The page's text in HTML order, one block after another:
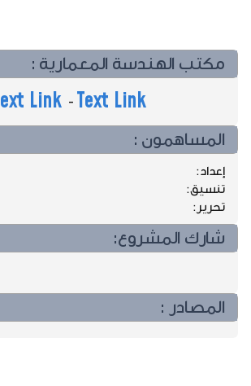
مكتب الهندسة المعمارية :
Text Link
-
Link
المساهمون :
إعداد:
تنسيق:
تحرير:
شارك المشروع:
المصادر :